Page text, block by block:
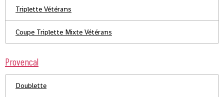
Triplette Vétérans
Coupe Triplette Mixte Vétérans
Provencal
Doublette